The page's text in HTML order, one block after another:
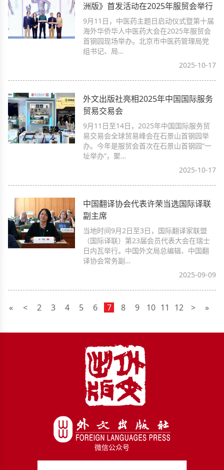
洲版》首发活动在2025年服贸会举行
9月11日，中医药主题日启动仪式暨第十届
海外华侨华人中医药大会在2025年服贸会
首钢园现场举办。北京市中医药管理局党
组书记、局…
2025-10-17
外文出版社亮相2025年中国国际服务
贸易交易会
9月11日至14日，2025年中国国际服务贸
易交易会全球贸易峰会在石景山首钢园举
办。今年是服贸会首次在石景山首钢园“一
址举办”，聚…
2025-10-17
中国翻译协会代表许荣当选国际译联
副主席
当地时间9月2日至3日，国际翻译家联盟
（国际译联）第23届会员代表大会在瑞士
日内瓦举行。中国外文局总编辑、中国翻
译协会常务副…
2025-09-09
« < 2 3 4 5 6 7 8 9 10 11 12 > »
微信公众号